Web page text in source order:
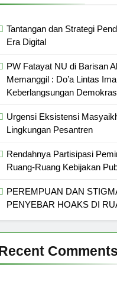
Tantangan dan Strategi
Era Digital
PW Fatayat NU di Barisan
Memanggil : Do’a Lintas
Keberlangsungan
Urgensi Eksistensi
Lingkungan Pesantren
Rendahnya Partisipasi
Ruang-Ruang Kebijakan
PEREMPUAN DAN
PENYEBAR HOAKS DI
Comments